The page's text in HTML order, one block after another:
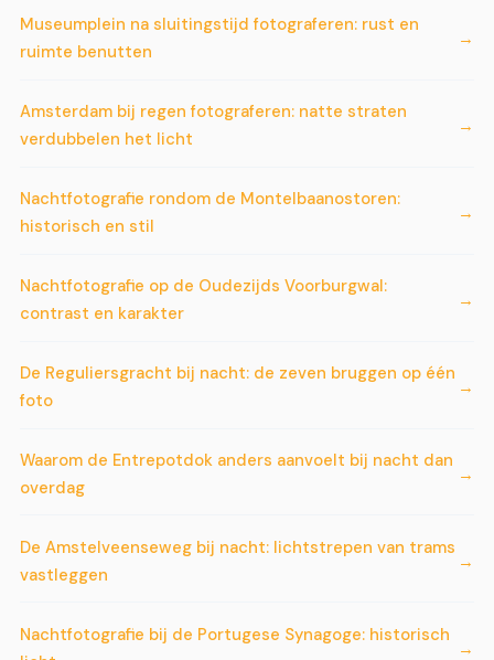
Museumplein na sluitingstijd fotograferen: rust en
ruimte benutten
Amsterdam bij regen fotograferen: natte straten
verdubbelen het licht
Nachtfotografie rondom de Montelbaanostoren:
historisch en stil
Nachtfotografie op de Oudezijds Voorburgwal:
contrast en karakter
De Reguliersgracht bij nacht: de zeven bruggen op één
foto
Waarom de Entrepotdok anders aanvoelt bij nacht dan
overdag
De Amstelveenseweg bij nacht: lichtstrepen van trams
vastleggen
Nachtfotografie bij de Portugese Synagoge: historisch